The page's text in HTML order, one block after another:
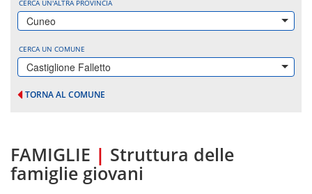
CERCA UN'ALTRA PROVINCIA
Cuneo
CERCA UN COMUNE
Castiglione Falletto
TORNA AL COMUNE
FAMIGLIE | Struttura delle
famiglie giovani